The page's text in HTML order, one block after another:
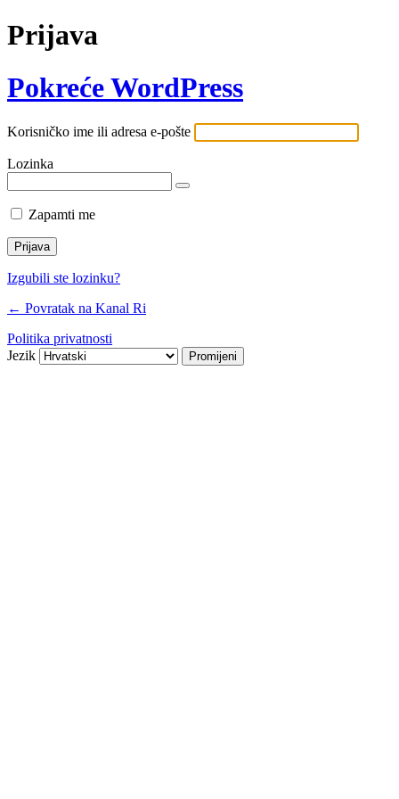
Prijava
Pokreće WordPress
Korisničko ime ili adresa e-pošte
Lozinka
Zapamti me
Izgubili ste lozinku?
← Povratak na Kanal Ri
Politika privatnosti
Jezik